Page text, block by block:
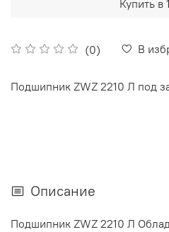
(0) В
Купить в
Подшипник ZWZ 2210 Л под
Описание
Подшипник ZWZ 2210 Л